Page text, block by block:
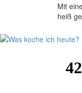
Mit
heiß